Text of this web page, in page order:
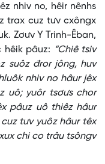
no, hêir nênhs
trax cuz tưv cxôngx
Zơưv Y Trinh-Êban,
hêik pâuz: “Chiê tsiv
suôz đror jông, huv
nhiv no hâur jêx
uô; yuôr tsơưs chor
pâuz uô thiêz hâur
tưv yuôz hâur têx
chi co trâu tsôngv